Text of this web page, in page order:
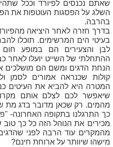
שאתם נכנסים לפיורד וככל
השלג על הפסגות העוטפות את
בהרבה.
בדרך חזרה לאחר היציאה
בעיטי הים המרשימים. תוכלו
לבן והצעירים הם במופע
ההתחלתי של השייט יועלו לאחר
הנחת הדגים ומשם הם מושלכים
קולות שכנראה אמורים לסמן
המטרה היא להביא את העיטים
שיאפשר לכם לצלם אותם
מהמים. רק שכאן מדובר בדג מת
כך התרגלנו בתקופה האחרונה-
מכירים את הנוהל הזה כל כך
מהמקרים עוד הרבה לפני
מישהו שיוותר על ארוחת חינם?